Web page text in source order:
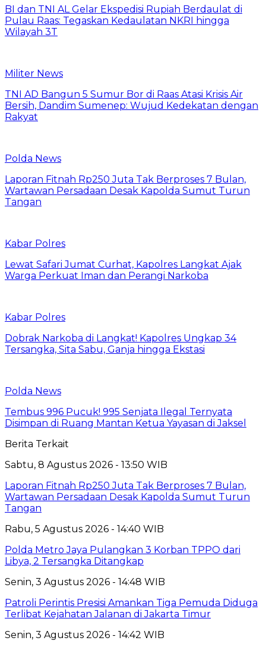
BI dan TNI AL Gelar Ekspedisi Rupiah Berdaulat di
Pulau Raas: Tegaskan Kedaulatan NKRI hingga
Wilayah 3T
Militer News
TNI AD Bangun 5 Sumur Bor di Raas Atasi Krisis Air
Bersih, Dandim Sumenep: Wujud Kedekatan dengan
Rakyat
Polda News
Laporan Fitnah Rp250 Juta Tak Berproses 7 Bulan,
Wartawan Persadaan Desak Kapolda Sumut Turun
Tangan
Kabar Polres
Lewat Safari Jumat Curhat, Kapolres Langkat Ajak
Warga Perkuat Iman dan Perangi Narkoba
Kabar Polres
Dobrak Narkoba di Langkat! Kapolres Ungkap 34
Tersangka, Sita Sabu, Ganja hingga Ekstasi
Polda News
Tembus 996 Pucuk! 995 Senjata Ilegal Ternyata
Disimpan di Ruang Mantan Ketua Yayasan di Jaksel
Berita Terkait
Sabtu, 8 Agustus 2026 - 13:50 WIB
Laporan Fitnah Rp250 Juta Tak Berproses 7 Bulan,
Wartawan Persadaan Desak Kapolda Sumut Turun
Tangan
Rabu, 5 Agustus 2026 - 14:40 WIB
Polda Metro Jaya Pulangkan 3 Korban TPPO dari
Libya, 2 Tersangka Ditangkap
Senin, 3 Agustus 2026 - 14:48 WIB
Patroli Perintis Presisi Amankan Tiga Pemuda Diduga
Terlibat Kejahatan Jalanan di Jakarta Timur
Senin, 3 Agustus 2026 - 14:42 WIB